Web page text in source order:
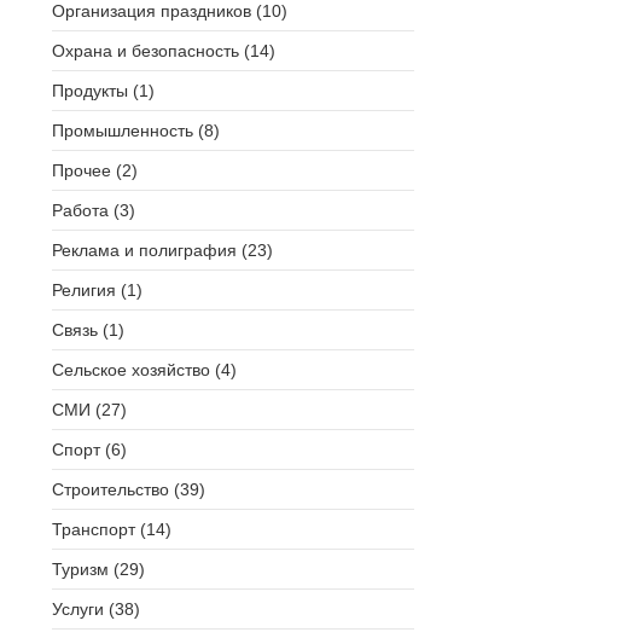
Организация праздников (10)
Охрана и безопасность (14)
Продукты (1)
Промышленность (8)
Прочее (2)
Работа (3)
Реклама и полиграфия (23)
Религия (1)
Связь (1)
Сельское хозяйство (4)
СМИ (27)
Спорт (6)
Строительство (39)
Транспорт (14)
Туризм (29)
Услуги (38)